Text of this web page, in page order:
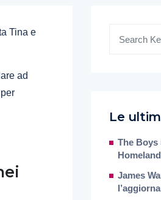
Tina e
ad
Le
The Boys
James